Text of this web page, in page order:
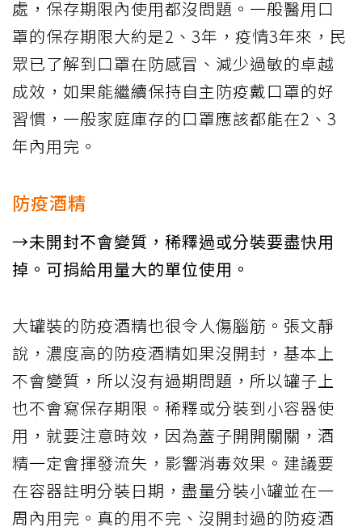
處，保存期限內使用都沒問題。一般醫用口
罩的保存期限大約是2、3年，疫情3年來，民
眾已了解到口罩在防感冒、減少過敏的卓越
成效，如果能繼續保持自主防疫戴口罩的好
習慣，一般家庭庫存的口罩應該都能在2、3
年內用完。
防疫酒精
→未開封不會變質，稀釋過或分裝要盡快用
掉。可捐給用量大的單位使用。
大罐裝的防疫酒精也很令人傷腦筋。張文靜
說，濃度高的防疫酒精如果沒開封，基本上
不會變質，所以沒有過期問題，所以罐子上
也不會寫保存期限。稀釋或分裝到小容器使
用，就要注意時效，因為蓋子開開關關，酒
精一定會揮發流失，影響消毒效果。建議要
在容器註明分裝日期，盡量分裝小罐並在一
周內用完。真的用不完、沒開封過的防疫酒